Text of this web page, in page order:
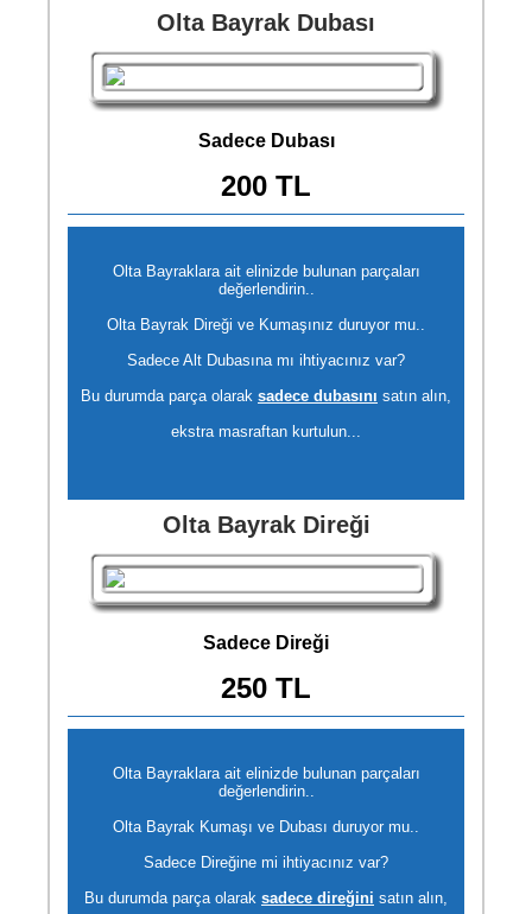
Olta Bayrak Dubası
Sadece Dubası
200 TL
Olta Bayraklara ait elinizde bulunan parçaları
değerlendirin..
Olta Bayrak Direği ve Kumaşınız duruyor mu..
Sadece Alt Dubasına mı ihtiyacınız var?
Bu durumda parça olarak sadece dubasını satın alın,
ekstra masraftan kurtulun...
Olta Bayrak Direği
Sadece Direği
250 TL
Olta Bayraklara ait elinizde bulunan parçaları
değerlendirin..
Olta Bayrak Kumaşı ve Dubası duruyor mu..
Sadece Direğine mi ihtiyacınız var?
Bu durumda parça olarak sadece direğini satın alın,